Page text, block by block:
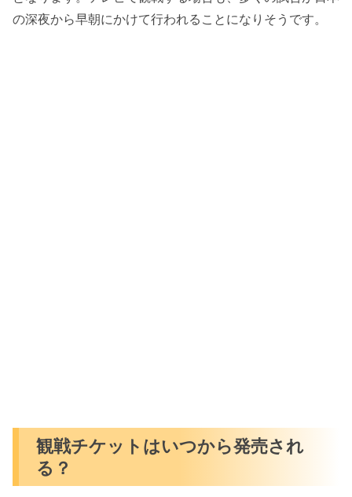
の深夜から早朝にかけて行われることになりそうです。
観戦チケットはいつから発売され
る？